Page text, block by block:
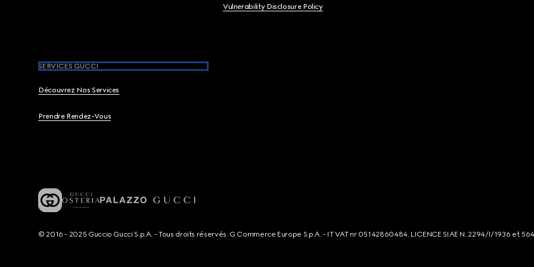
Vulnerability Disclosure Policy
SERVICES GUCCI
Découvrez Nos Services
Prendre Rendez-Vous
© 2016 - 2025 Guccio Gucci S.p.A. - Tous droits réservés. G Commerce Europe S.p.A. - IT VAT nr 05142860484. LICENCE SIAE N. 2294/I/1936 et